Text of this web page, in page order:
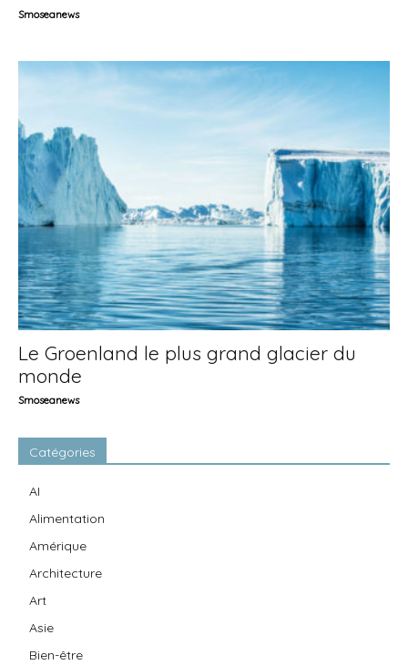
Smoseanews
Le Groenland le plus grand glacier du
monde
Smoseanews
Catégories
AI
Alimentation
Amérique
Architecture
Art
Asie
Bien-être